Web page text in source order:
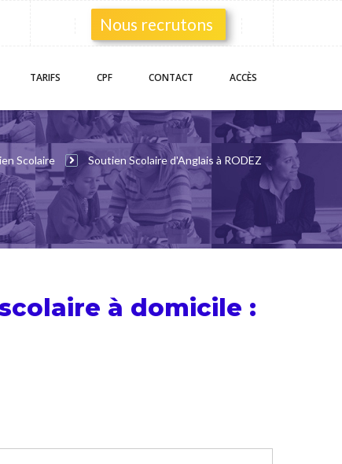
Nous recrutons
TARIFS CPF CONTACT ACCÈS
Scolaire Soutien Scolaire d'Anglais à RODEZ
à domicile :